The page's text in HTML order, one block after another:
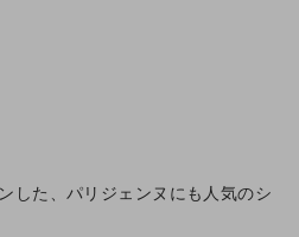
した、パリジェンヌにも人気のシ